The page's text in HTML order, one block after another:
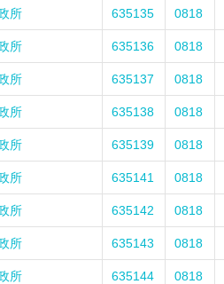
所 635135 0818
所 635136 0818
所 635137 0818
所 635138 0818
所 635139 0818
所 635141 0818
所 635142 0818
所 635143 0818
所 635144 0818